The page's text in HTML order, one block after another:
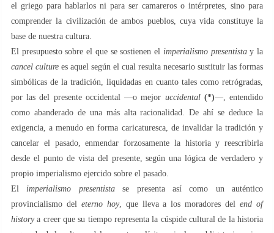
el griego para hablarlos ni para ser camareros o intérpretes, sino para
comprender la civilización de ambos pueblos, cuya vida constituye la
base de nuestra cultura.
El presupuesto sobre el que se sostienen el imperialismo presentistay la
cancel culture es aquel según el cual resulta necesario sustituir las formas
simbólicas de la tradición, liquidadas en cuanto tales como retrógradas,
por las del presente occidental —o mejor uccidental (*)—, entendido
como abanderado de una más alta racionalidad. De ahí se deduce la
exigencia, a menudo en forma caricaturesca, de invalidar la tradición y
cancelar el pasado, enmendar forzosamente la historia y reescribirla
desde el punto de vista del presente, según una lógica de verdadero y
propio imperialismo ejercido sobre el pasado.
El imperialismo presentistase presenta así como un auténtico
provincialismo del eterno hoy, que lleva a los moradores delend of
historya creer que su tiempo representa la cúspide cultural de la historia